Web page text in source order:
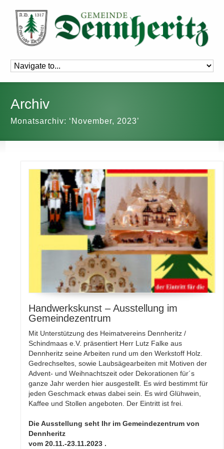
Archiv
Monatsarchiv: ‘November, 2023’
Handwerkskunst – Ausstellung im
Gemeindezentrum
Mit Unterstützung des Heimatvereins Dennheritz /
Schindmaas e.V. präsentiert Herr Lutz Falke aus
Dennheritz seine Arbeiten rund um den Werkstoff Holz.
Gedrechseltes, sowie Laubsägearbeiten mit Motiven der
Advent- und Weihnachtszeit oder Dekorationen für´s
ganze Jahr werden hier ausgestellt. Es wird bestimmt für
jeden Geschmack etwas dabei sein. Es wird Glühwein,
Kaffee und Stollen angeboten. Der Eintritt ist frei.
Die Ausstellung seht Ihr im Gemeindezentrum von
Dennheritz
vom 20.11.-23.11.2023 .